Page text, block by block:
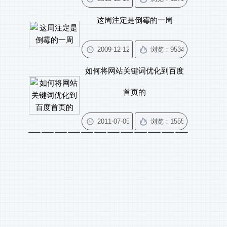
这周注定是倒霉的一周
如何将网站关键词优化到百度
首页的